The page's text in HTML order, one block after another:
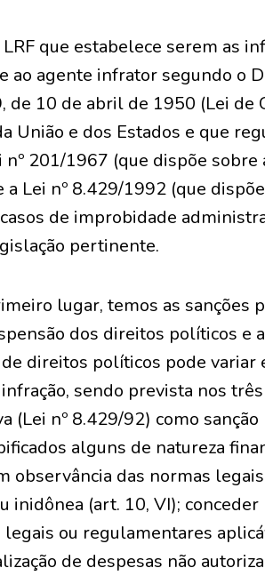
que estabelece serem as
ao agente infrator segundo o
de 10 de abril de 1950 (Lei
União e dos Estados e que
nº 201/1967 (que dispõe
a Lei nº 8.429/1992 (que
de improbidade
pertinente.
lugar, temos as sanções
dos direitos políticos e
direitos políticos pode variar
sendo prevista nos
(Lei nº 8.429/92) como
alguns de natureza
observância das normas
inidônea (art. 10, VI);
ou regulamentares
de despesas não